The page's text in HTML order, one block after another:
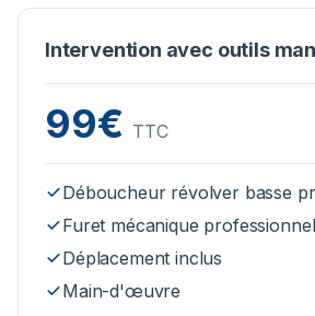
Intervention avec outils
99€ TTC
Déboucheur révolver basse
Furet mécanique professionnel
Déplacement inclus
Main-d'œuvre